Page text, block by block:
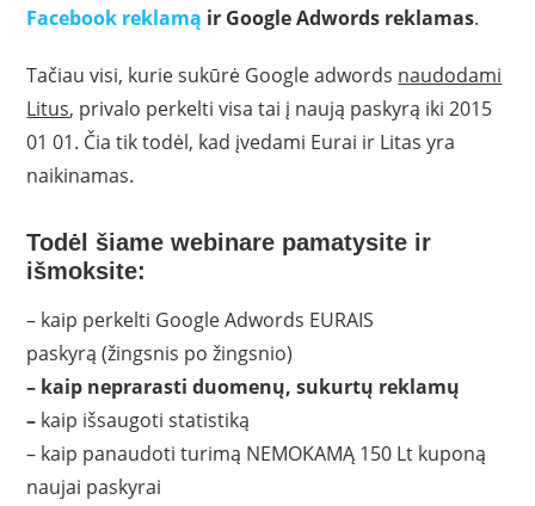
Facebook reklamą ir Google Adwords reklamas.
Tačiau visi, kurie sukūrė Google adwords naudodami
Litus, privalo perkelti visa tai į naują paskyrą iki 2015
01 01. Čia tik todėl, kad įvedami Eurai ir Litas yra
naikinamas.
Todėl šiame webinare pamatysite ir
išmoksite:
– kaip perkelti Google Adwords EURAIS
paskyrą (žingsnis po žingsnio)
– kaip neprarasti duomenų, sukurtų reklamų
– kaip išsaugoti statistiką
– kaip panaudoti turimą NEMOKAMĄ 150 Lt kuponą
naujai paskyrai